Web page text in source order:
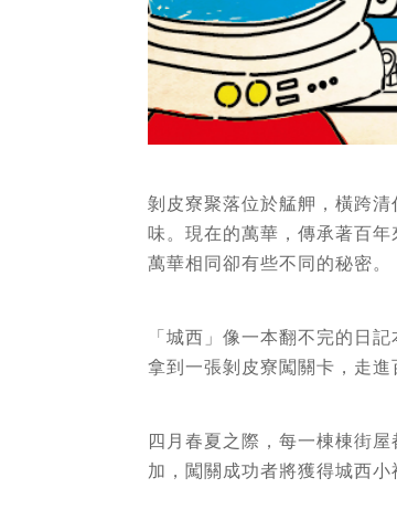
剝皮寮聚落位於艋舺，橫跨
味。現在的萬華，傳承著百
萬華相同卻有些不同的秘密。
「城西」像一本翻不完的日
拿到一張剝皮寮闖關卡，走
四月春夏之際，每一棟棟街
加，闖關成功者將獲得城西小